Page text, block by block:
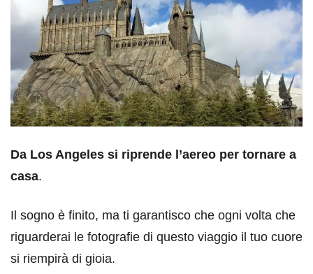
Da Los Angeles si riprende l’aereo per tornare a
casa.
Il sogno è finito, ma ti garantisco che ogni volta che
riguarderai le fotografie di questo viaggio il tuo cuore
si riempirà di gioia.